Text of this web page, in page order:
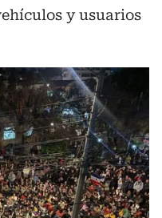
y usuarios